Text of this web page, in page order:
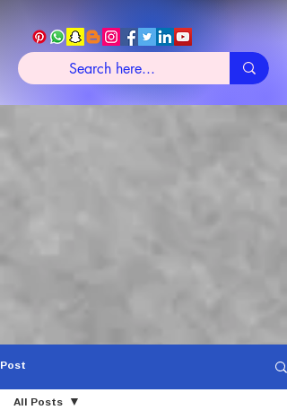
Post
All Posts